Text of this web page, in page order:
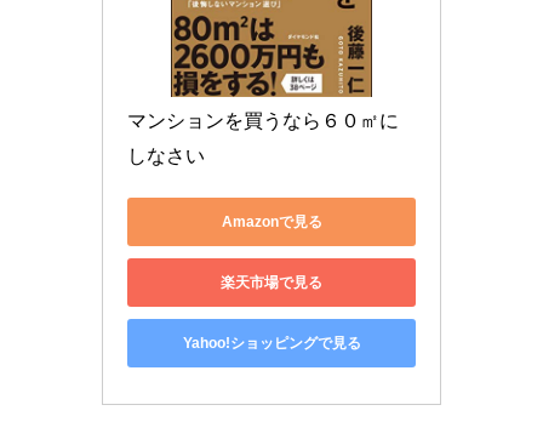
マンションを買うなら６０㎡に
しなさい
Amazonで見る
楽天市場で見る
Yahoo!ショッピングで見る